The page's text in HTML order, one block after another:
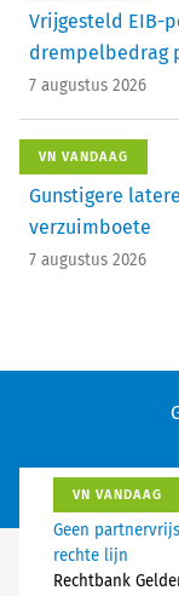
Vrijgesteld EIB-
drempelbedrag
7 augustus 2026
VN VANDAAG
Gunstigere
verzuimboete
7 augustus 2026
VN VANDAAG
Geen
rechte lijn
Rechtbank